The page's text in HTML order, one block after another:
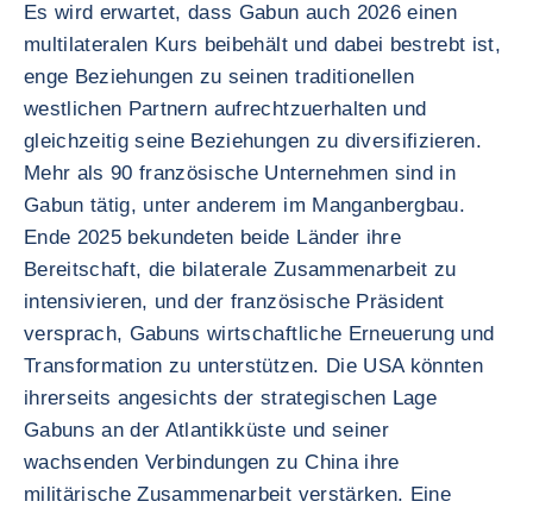
Es wird erwartet, dass Gabun auch 2026 einen
multilateralen Kurs beibehält und dabei bestrebt ist,
enge Beziehungen zu seinen traditionellen
westlichen Partnern aufrechtzuerhalten und
gleichzeitig seine Beziehungen zu diversifizieren.
Mehr als 90 französische Unternehmen sind in
Gabun tätig, unter anderem im Manganbergbau.
Ende 2025 bekundeten beide Länder ihre
Bereitschaft, die bilaterale Zusammenarbeit zu
intensivieren, und der französische Präsident
versprach, Gabuns wirtschaftliche Erneuerung und
Transformation zu unterstützen. Die USA könnten
ihrerseits angesichts der strategischen Lage
Gabuns an der Atlantikküste und seiner
wachsenden Verbindungen zu China ihre
militärische Zusammenarbeit verstärken. Eine